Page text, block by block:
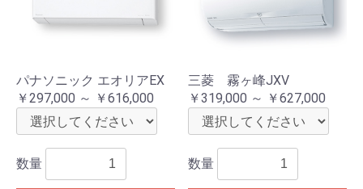
パナソニック エオリアEX
￥297,000 ～ ￥616,000
数量
三菱 霧ヶ峰JXV
￥319,000 ～ ￥627,000
数量